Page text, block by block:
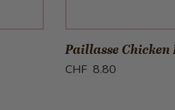
Paillasse Chicken
CHF 8.80